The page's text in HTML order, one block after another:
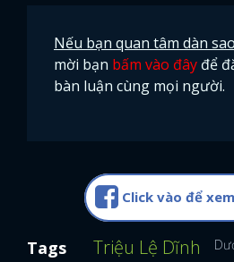
FACEBOOK
Nếu bạn quan tâm dàn
mời bạn bấm vào đây để
bàn luận cùng mọi người.
Click vào để
Tags Triệu Lệ Dĩnh